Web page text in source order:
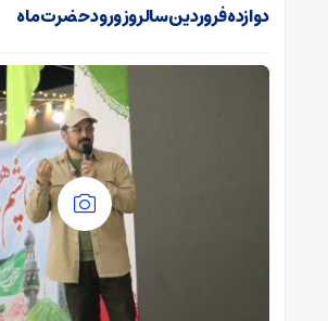
دوازده فروردین سالروز ورود حضرت ماه